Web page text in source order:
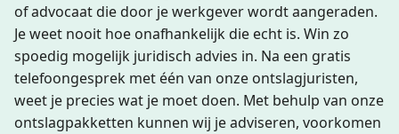
of advocaat die door je werkgever wordt aangeraden.
Je weet nooit hoe onafhankelijk die echt is. Win zo
spoedig mogelijk juridisch advies in. Na een gratis
telefoongesprek met één van onze ontslagjuristen,
weet je precies wat je moet doen. Met behulp van onze
ontslagpakketten kunnen wij je adviseren, voorkomen